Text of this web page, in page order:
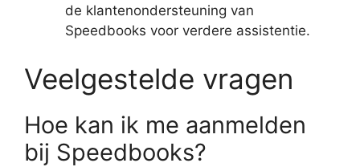
de klantenondersteuning van
Speedbooks voor verdere assistentie.
Veelgestelde vragen
Hoe kan ik me aanmelden
bij Speedbooks?